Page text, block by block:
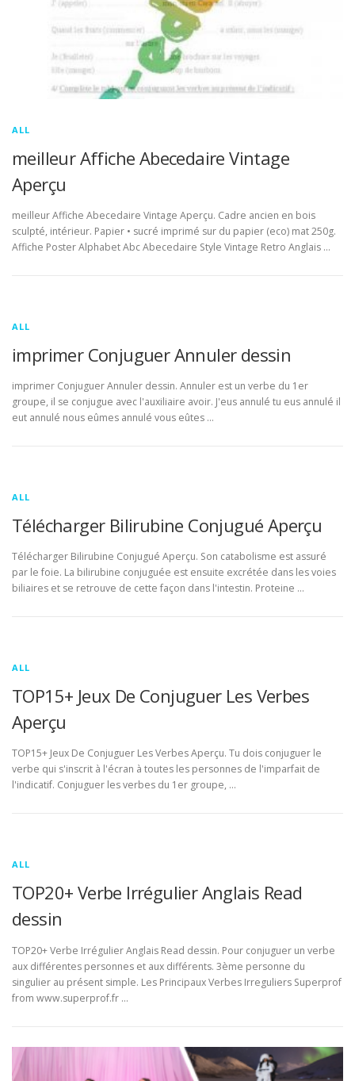
ALL
meilleur Affiche Abecedaire Vintage
Aperçu
meilleur Affiche Abecedaire Vintage Aperçu. Cadre ancien en bois
sculpté, intérieur. Papier • sucré imprimé sur du papier (eco) mat 250g.
Affiche Poster Alphabet Abc Abecedaire Style Vintage Retro Anglais …
ALL
imprimer Conjuguer Annuler dessin
imprimer Conjuguer Annuler dessin. Annuler est un verbe du 1er
groupe, il se conjugue avec l'auxiliaire avoir. J'eus annulé tu eus annulé il
eut annulé nous eûmes annulé vous eûtes …
ALL
Télécharger Bilirubine Conjugué Aperçu
Télécharger Bilirubine Conjugué Aperçu. Son catabolisme est assuré
par le foie. La bilirubine conjuguée est ensuite excrétée dans les voies
biliaires et se retrouve de cette façon dans l'intestin. Proteine …
ALL
TOP15+ Jeux De Conjuguer Les Verbes
Aperçu
TOP15+ Jeux De Conjuguer Les Verbes Aperçu. Tu dois conjuguer le
verbe qui s'inscrit à l'écran à toutes les personnes de l'imparfait de
l'indicatif. Conjuguer les verbes du 1er groupe, …
ALL
TOP20+ Verbe Irrégulier Anglais Read
dessin
TOP20+ Verbe Irrégulier Anglais Read dessin. Pour conjuguer un verbe
aux différentes personnes et aux différents. 3ème personne du
singulier au présent simple. Les Principaux Verbes Irreguliers Superprof
from www.superprof.fr …